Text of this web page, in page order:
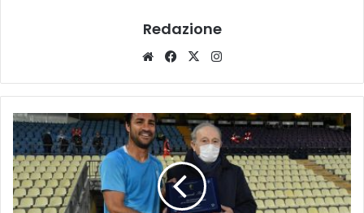
Redazione
WebsiteFacebook
X
Calcio,
Legnago
Salus
sconfitto
3-
0